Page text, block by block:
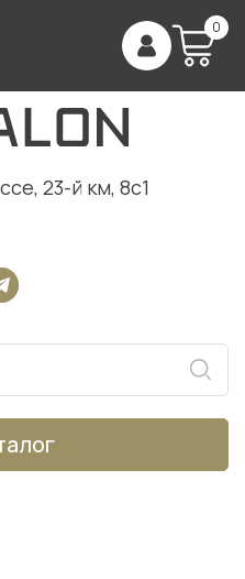
0
23-й км, 8с1